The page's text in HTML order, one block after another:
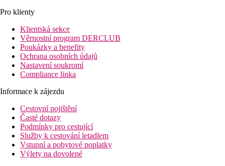
Pro klienty
Klientská sekce
Věrnostní program DERCLUB
Poukázky a benefity
Ochrana osobních údajů
Nastavení soukromí
Compliance linka
Informace k zájezdu
Cestovní pojištění
Časté dotazy
Podmínky pro cestující
Služby k cestování letadlem
Vstupní a pobytové poplatky
Výlety na dovolené